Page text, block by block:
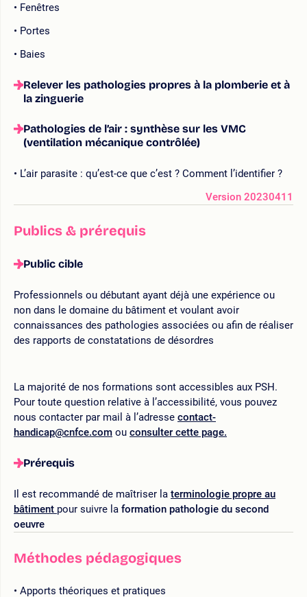
Fenêtres
Portes
Baies
Relever les pathologies propres à la plomberie et à
la zinguerie
Pathologies de l’air : synthèse sur les VMC
(ventilation mécanique contrôlée)
L’air parasite : qu’est-ce que c’est ? Comment l’identifier ?
Version 20230411
Publics & prérequis
Public cible
Professionnels ou débutant ayant déjà une expérience ou
non dans le domaine du bâtiment et voulant avoir
connaissances des pathologies associées ou afin de réaliser
des rapports de constatations de désordres
La majorité de nos formations sont accessibles aux PSH.
Pour toute question relative à l’accessibilité, vous pouvez
nous contacter par mail à l’adresse contact-
handicap@cnfce.com ou consulter cette page.
Prérequis
Il est recommandé de maîtriser la terminologie propre au
bâtiment pour suivre la formation pathologie du second
oeuvre
Méthodes pédagogiques
Apports théoriques et pratiques